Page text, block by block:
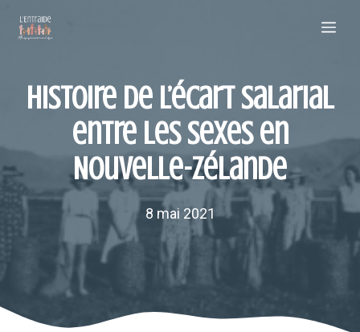
Histoire de l’écart salarial
entre les sexes en
Nouvelle-Zélande
8 mai 2021